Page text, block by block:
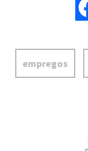
empregos